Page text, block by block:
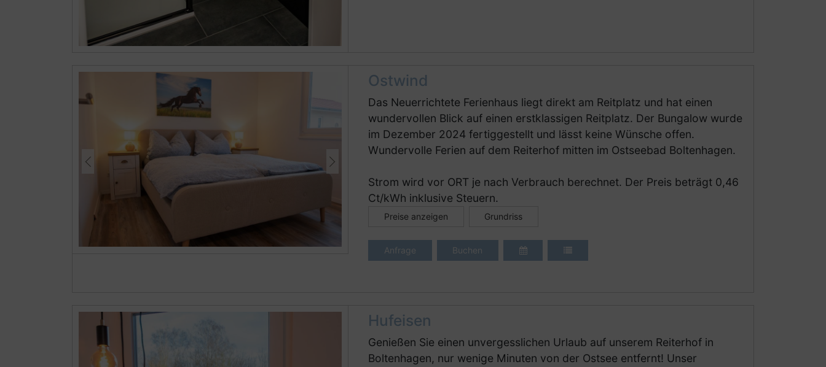
Ostwind
Das Neuerrichtete Ferienhaus liegt direkt am Reitplatz und hat einen
wundervollen Blick auf einen erstklassigen Reitplatz. Der Bungalow wurde
im Dezember 2024 fertiggestellt und lässt keine Wünsche offen.
Wundervolle Ferien auf dem Reiterhof mitten im Ostseebad Boltenhagen.
Strom wird vor ORT je nach Verbrauch berechnet. Der Preis beträgt 0,46
Ct/kWh inklusive Steuern.
Preise anzeigen Grundriss
Anfrage Buchen
Hufeisen
Genießen Sie einen unvergesslichen Urlaub auf unserem Reiterhof in
Boltenhagen, nur wenige Minuten von der Ostsee entfernt! Unser